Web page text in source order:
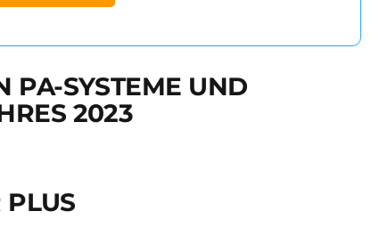
PA-SYSTEME UND
2023
PLUS